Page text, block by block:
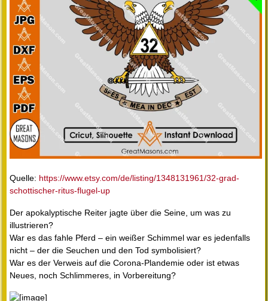
Quelle: https://www.etsy.com/de/listing/1348131961/32-grad-
schottischer-ritus-flugel-up
Der apokalyptische Reiter jagte über die Seine, um was zu
illustrieren?
War es das fahle Pferd – ein weißer Schimmel war es jedenfalls
nicht – der die Seuchen und den Tod symbolisiert?
War es der Verweis auf die Corona-Plandemie oder ist etwas
Neues, noch Schlimmeres, in Vorbereitung?